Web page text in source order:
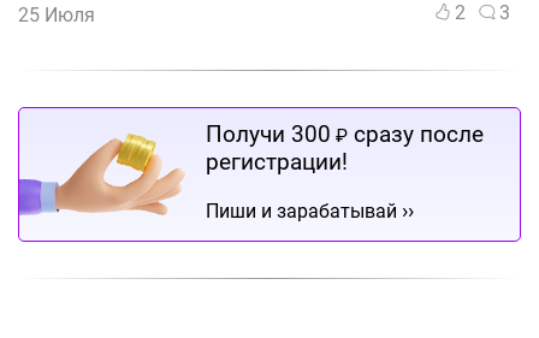
25 Июля 2 3
Получи 300 ₽ сразу после
регистрации!
Пиши и зарабатывай ››